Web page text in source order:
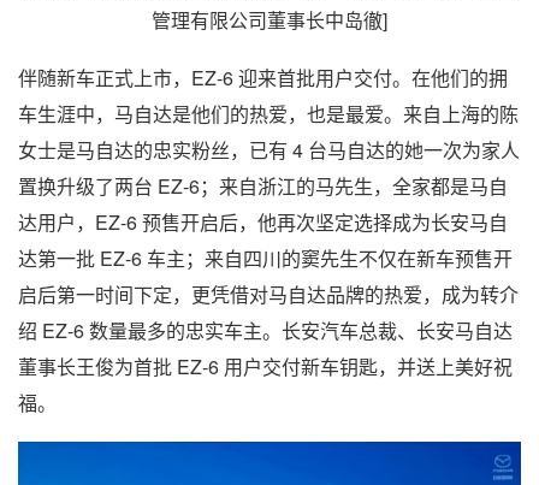
管理有限公司董事长中岛徹]
伴随新车正式上市，EZ-6 迎来首批用户交付。在他们的拥
车生涯中，马自达是他们的热爱，也是最爱。来自上海的陈
女士是马自达的忠实粉丝，已有 4 台马自达的她一次为家人
置换升级了两台 EZ-6；来自浙江的马先生，全家都是马自
达用户，EZ-6 预售开启后，他再次坚定选择成为长安马自
达第一批 EZ-6 车主；来自四川的窦先生不仅在新车预售开
启后第一时间下定，更凭借对马自达品牌的热爱，成为转介
绍 EZ-6 数量最多的忠实车主。长安汽车总裁、长安马自达
董事长王俊为首批 EZ-6 用户交付新车钥匙，并送上美好祝
福。